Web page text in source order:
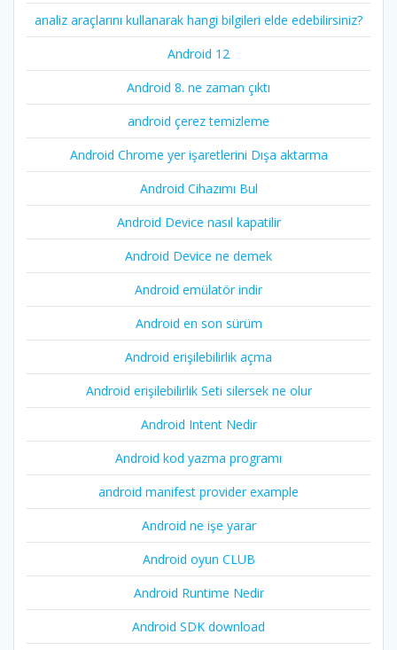
analiz araçlarını kullanarak hangi bilgileri elde edebilirsiniz?
Android 12
Android 8. ne zaman çıktı
android çerez temizleme
Android Chrome yer işaretlerini Dışa aktarma
Android Cihazımı Bul
Android Device nasıl kapatilir
Android Device ne demek
Android emülatör indir
Android en son sürüm
Android erişilebilirlik açma
Android erişilebilirlik Seti silersek ne olur
Android Intent Nedir
Android kod yazma programı
android manifest provider example
Android ne işe yarar
Android oyun CLUB
Android Runtime Nedir
Android SDK download